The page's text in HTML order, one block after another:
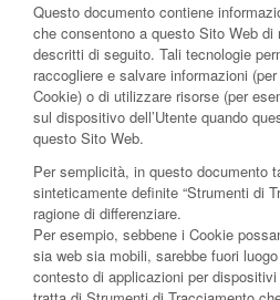
Questo documento contiene
che consentono a questo Sito Web di
descritti di seguito. Tali tecnologie
raccogliere e salvare informazioni
Cookie) o di utilizzare risorse (per
sul dispositivo dell’Utente quando
questo Sito Web.
Per semplicità, in questo documento
sinteticamente definite “Strumenti di
ragione di differenziare.
Per esempio, sebbene i Cookie
sia web sia mobili, sarebbe fuori
contesto di applicazioni per